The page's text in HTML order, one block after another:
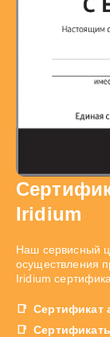
Iridium
Наш сервисный
осуществления
Iridium
Сертификат